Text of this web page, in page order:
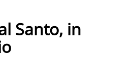
Santo, in